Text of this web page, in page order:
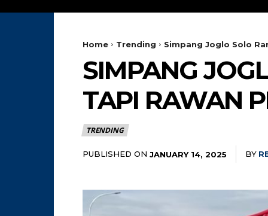
Home Trending Simpang Joglo Solo
SIMPANG
TAPI RAWAN
TRENDING
PUBLISHED ON JANUARY 14, 2025 BY